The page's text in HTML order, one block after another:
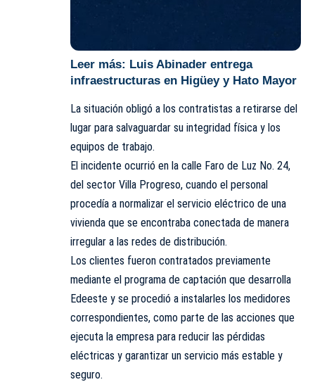
Leer más: Luis Abinader entrega
infraestructuras en Higüey y Hato Mayor
La situación obligó a los contratistas a retirarse del
lugar para salvaguardar su integridad física y los
equipos de trabajo.
El incidente ocurrió en la calle Faro de Luz No. 24,
del sector Villa Progreso, cuando el personal
procedía a normalizar el servicio eléctrico de una
vivienda que se encontraba conectada de manera
irregular a las redes de distribución.
Los clientes fueron contratados previamente
mediante el programa de captación que desarrolla
Edeeste y se procedió a instalarles los medidores
correspondientes, como parte de las acciones que
ejecuta la empresa para reducir las pérdidas
eléctricas y garantizar un servicio más estable y
seguro.